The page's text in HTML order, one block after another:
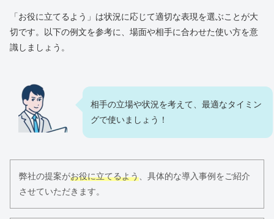
「お役に立てるよう」は状況に応じて適切な表現を選ぶことが大
切です。以下の例文を参考に、場面や相手に合わせた使い方を意
識しましょう。
相手の立場や状況を考えて、最適なタイミン
グで使いましょう！
弊社の提案がお役に立てるよう、具体的な導入事例をご紹介
させていただきます。